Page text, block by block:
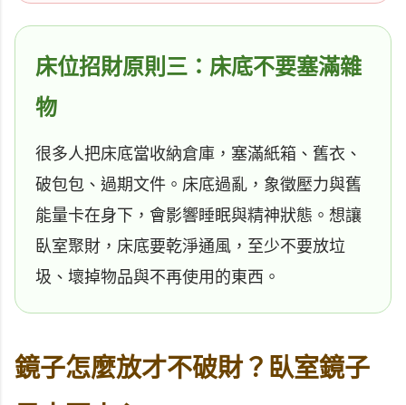
床位招財原則三：床底不要塞滿雜
物
很多人把床底當收納倉庫，塞滿紙箱、舊衣、
破包包、過期文件。床底過亂，象徵壓力與舊
能量卡在身下，會影響睡眠與精神狀態。想讓
臥室聚財，床底要乾淨通風，至少不要放垃
圾、壞掉物品與不再使用的東西。
鏡子怎麼放才不破財？臥室鏡子